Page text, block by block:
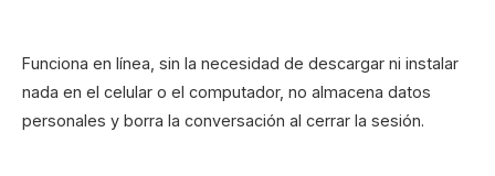
Funciona en línea, sin la necesidad de descargar ni instalar
nada en el celular o el computador, no almacena datos
personales y borra la conversación al cerrar la sesión.